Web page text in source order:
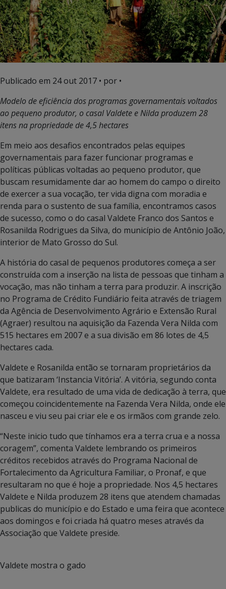
Publicado em 24 out 2017 • por •
Modelo de eficiência dos programas governamentais voltados
ao pequeno produtor, o casal Valdete e Nilda produzem 28
itens na propriedade de 4,5 hectares
Em meio aos desafios encontrados pelas equipes
governamentais para fazer funcionar programas e
políticas públicas voltadas ao pequeno produtor, que
buscam resumidamente dar ao homem do campo o direito
de exercer a sua vocação, ter vida digna com moradia e
renda para o sustento de sua família, encontramos casos
de sucesso, como o do casal Valdete Franco dos Santos e
Rosanilda Rodrigues da Silva, do município de Antônio João,
interior de Mato Grosso do Sul.
A história do casal de pequenos produtores começa a ser
construída com a inserção na lista de pessoas que tinham a
vocação, mas não tinham a terra para produzir. A inscrição
no Programa de Crédito Fundiário feita através de triagem
da Agência de Desenvolvimento Agrário e Extensão Rural
(Agraer) resultou na aquisição da Fazenda Vera Nilda com
515 hectares em 2007 e a sua divisão em 86 lotes de 4,5
hectares cada.
Valdete e Rosanilda então se tornaram proprietários da
que batizaram ‘Instancia Vitória’. A vitória, segundo conta
Valdete, era resultado de uma vida de dedicação à terra, que
começou coincidentemente na Fazenda Vera Nilda, onde ele
nasceu e viu seu pai criar ele e os irmãos com grande zelo.
“Neste inicio tudo que tínhamos era a terra crua e a nossa
coragem”, comenta Valdete lembrando os primeiros
créditos recebidos através do Programa Nacional de
Fortalecimento da Agricultura Familiar, o Pronaf, e que
resultaram no que é hoje a propriedade. Nos 4,5 hectares
Valdete e Nilda produzem 28 itens que atendem chamadas
publicas do município e do Estado e uma feira que acontece
aos domingos e foi criada há quatro meses através da
Associação que Valdete preside.
Valdete mostra o gado